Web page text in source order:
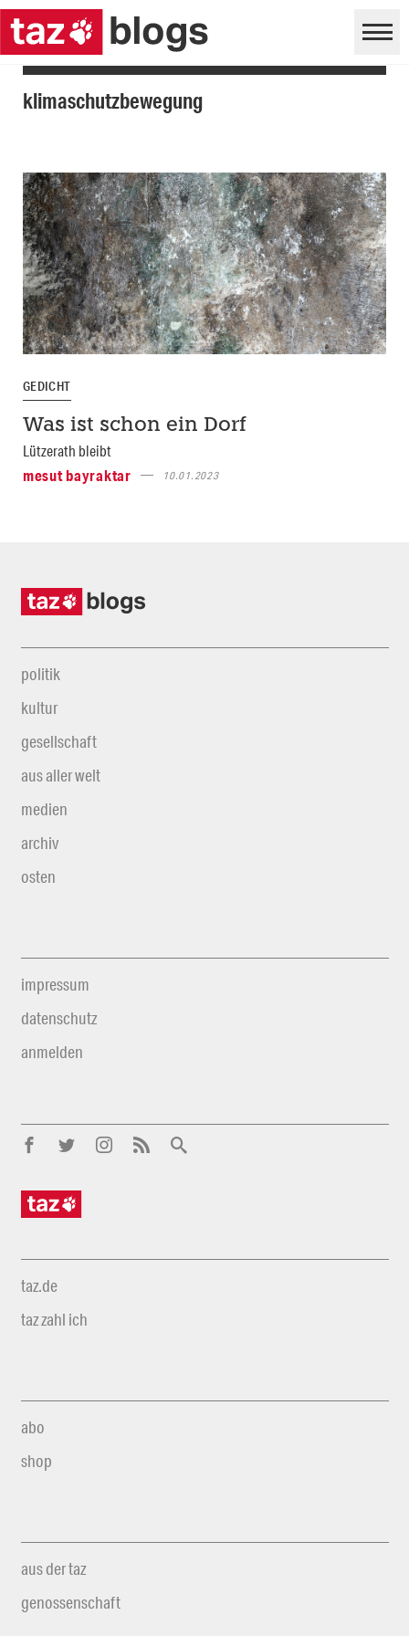
klimaschutzbewegung
GEDICHT
Was ist schon ein Dorf
Lützerath bleibt
mesut bayraktar
10.01.2023
politik
kultur
gesellschaft
aus aller welt
medien
archiv
osten
impressum
datenschutz
anmelden
taz.de
taz zahl ich
abo
shop
aus der taz
genossenschaft